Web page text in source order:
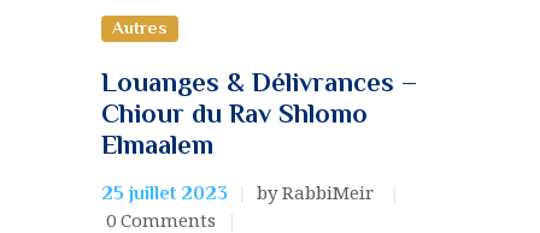
Autres
Louanges & Délivrances –
Chiour du Rav Shlomo
Elmaalem
25 juillet 2023
by RabbiMeir
0 Comments